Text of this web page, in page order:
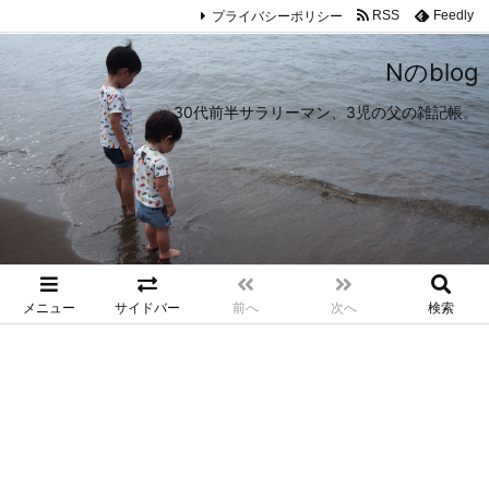
Nのblog
30代前半サラリーマン、3児の父の雑記帳。
メニュー サイドバー 前へ 次へ 検索
プライバシーポリシー RSS Feedly